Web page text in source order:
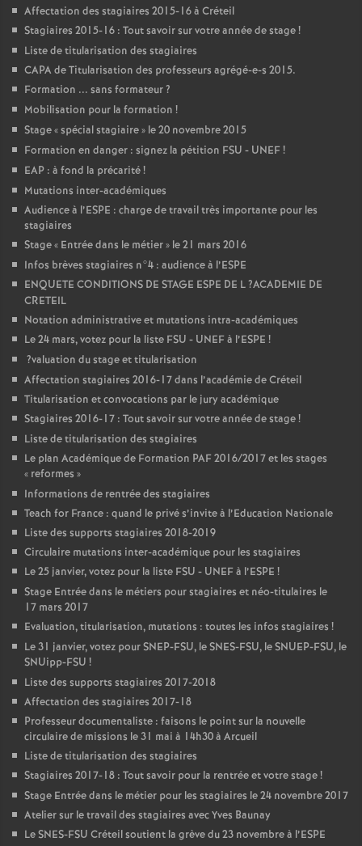
Affectation des stagiaires 2015-16 à Créteil
Stagiaires 2015-16 : Tout savoir sur votre année de stage!
Liste de titularisation des stagiaires
CAPAde Titularisation des professeurs agrégé-e-s 2015.
Formation ... sans formateur?
Mobilisation pour la formation !
Stage «spécial stagiaire» le 20 novembre 2015
Formation en danger : signez la pétition FSU - UNEF!
EAP : à fond la précarité!
Mutations inter-académiques
Audience à l’ESPE : charge de travail très importante pour les
stagiaires
Stage « Entrée dans le métier» le 21 mars 2016
Infos brèves stagiaires n°4 : audience à l’ESPE
ENQUETE CONDITIONS DE STAGE ESPE DE L?ACADEMIE DE
CRETEIL
Notation administrative et mutations intra-académiques
Le 24 mars, votez pour la liste FSU - UNEFà l’ESPE !
?valuation du stage et titularisation
Affectation stagiaires 2016-17 dans l’académie de Créteil
Titularisation et convocations par le jury académique
Stagiaires 2016-17 : Tout savoir sur votre année de stage!
Liste de titularisation des stagiaires
Le plan Académique de Formation PAF2016/2017 et les stages
« reformes »
Informations de rentrée des stagiaires
Teach for France : quand le privé s’invite à l’Education Nationale
Liste des supports stagiaires 2018-2019
Circulaire mutations inter-académique pour les stagiaires
Le 25 janvier, votez pour la liste FSU - UNEFà l’ESPE !
Stage Entrée dans le métiers pour stagiaires et néo-titulaires le
17 mars 2017
Evaluation, titularisation, mutations : toutes les infos stagiaires !
Le 31 janvier, votez pourSNEP-FSU, leSNES-FSU, leSNUEP-FSU, le
SNUipp-FSU !
Liste des supports stagiaires 2017-2018
Affectation des stagiaires 2017-18
Professeur documentaliste : faisons le point sur la nouvelle
circulaire de missions le 31 mai à 14h30 à Arcueil
Liste de titularisation des stagiaires
Stagiaires 2017-18 : Tout savoir pour la rentrée et votre stage!
Stage Entrée dans le métier pour les stagiaires le 24 novembre 2017
Atelier sur le travail des stagiaires avec Yves Baunay
LeSNES-FSU Créteil soutient la grève du 23 novembre à l’ESPE